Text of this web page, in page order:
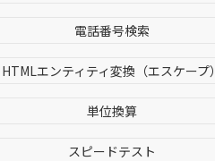
電話番号検索
HTMLエンティティ変換（エスケープ）
単位換算
スピードテスト